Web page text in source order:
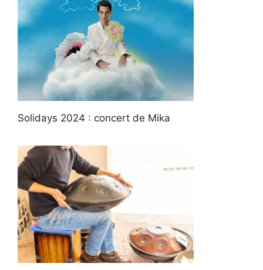
Solidays 2024 : concert de Mika